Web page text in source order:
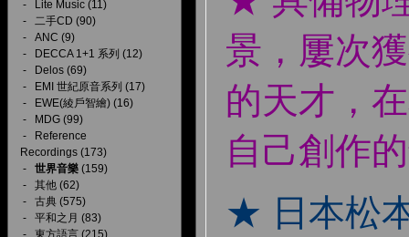
-
Lite Music (11)
- 二手CD (90)
- ANC (9)
-
DECCA 1+1 系列 (12)
-
Delos (69)
-
EMI 世紀原音系列 (17)
-
EWE(綾戶智繪) (16)
-
MDG (99)
-
Reference
Recordings (173)
- 世界音樂 (159)
- 其他 (62)
- 古典 (575)
- 平和之月 (83)
- 東方語言 (215)
景，屢次
的天才，
自己創作
★ 日本松